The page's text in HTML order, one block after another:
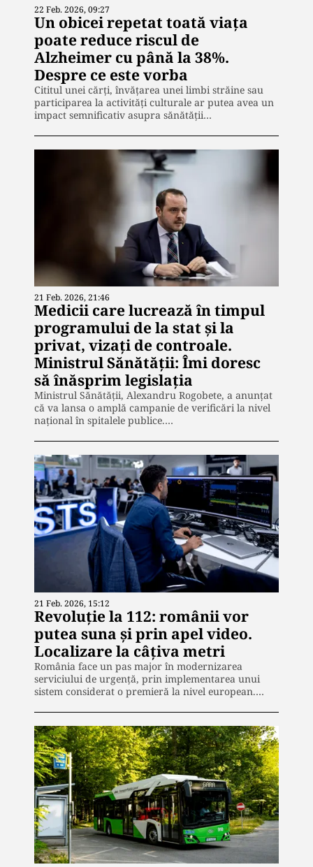
22 Feb. 2026, 09:27
Un obicei repetat toată viața
poate reduce riscul de
Alzheimer cu până la 38%.
Despre ce este vorba
Cititul unei cărți, învățarea unei limbi străine sau
participarea la activități culturale ar putea avea un
impact semnificativ asupra sănătății…
21 Feb. 2026, 21:46
Medicii care lucrează în timpul
programului de la stat și la
privat, vizați de controale.
Ministrul Sănătății: Îmi doresc
să înăsprim legislaţia
Ministrul Sănătății, Alexandru Rogobete, a anunțat
că va lansa o amplă campanie de verificări la nivel
național în spitalele publice.…
21 Feb. 2026, 15:12
Revoluție la 112: românii vor
putea suna și prin apel video.
Localizare la câțiva metri
România face un pas major în modernizarea
serviciului de urgență, prin implementarea unui
sistem considerat o premieră la nivel european.…